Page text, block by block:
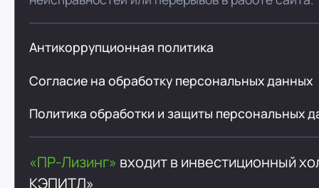
Антикоррупционная политика
Согласие на обработку персональных данных
Политика обработки и защиты персональных
«ПР-Лизинг» входит в инвестиционный
КЭПИТЛ»